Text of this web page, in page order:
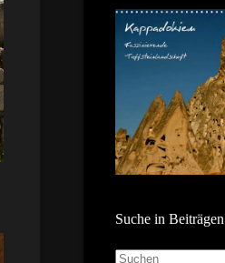
Suche in Beiträgen